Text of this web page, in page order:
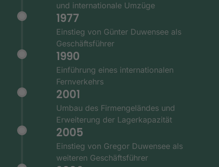
und internationale Umzüge
1977
Einstieg von Günter Duwensee als
Geschäftsführer
1990
Einführung eines internationalen
Fernverkehrs
2001
Umbau des Firmengeländes und
Erweiterung der Lagerkapazität
2005
Einstieg von Gregor Duwensee als
weiteren Geschäftsführer